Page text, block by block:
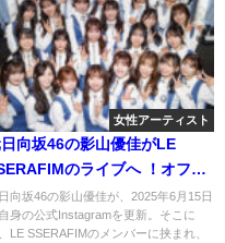
女性アーティスト
向坂46の影山優佳がLE
のライブへ ！オフシ
トが衝撃すぎる！
向坂46の影山優佳が、2025年6月15日
身の公式Instagramを更新。そこに
LE SSERAFIMのメンバーに挟まれ、